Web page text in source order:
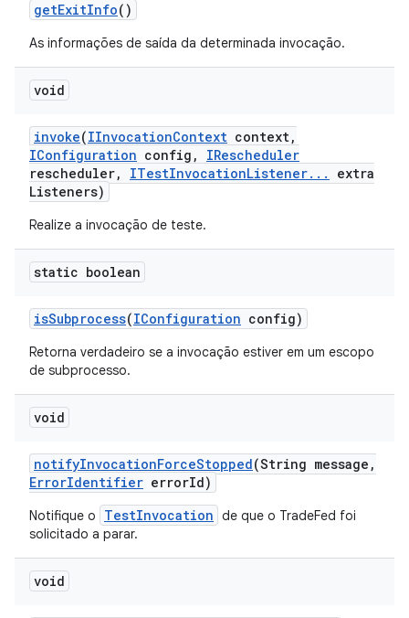
getExitInfo()
As informações de saída da determinada invocação.
void
invoke(IInvocationContext context,
IConfiguration config ,
IRescheduler
rescheduler, ITestInvocationListener. . .
extra
Listeners)
Realize a invocação de teste.
static boolean
isSubprocess(IConfiguration config)
Retorna verdadeiro se a invocação estiver em um escopo
de subprocesso.
void
notifyInvocationForceStopped(String message ,
ErrorIdentifier errorId)
Notifique o TestInvocation de que o TradeFed foi
solicitado a parar.
void